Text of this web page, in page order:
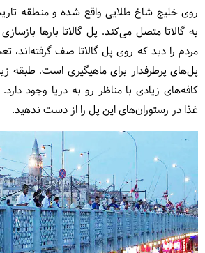
روی خلیج شاخ طلایی واقع شده و منطقه
به گالاتا متصل می‌کند. پل گالاتا بارها
مردم را دید که روی پل گالاتا صف گرفته‌اند،
پل‌های پرطرفدار برای ماهیگیری است. طبقه
کافه‌های زیادی با مناظر رو به دریا وجود
غذا در رستوران‌های این پل را از دست ندهید.